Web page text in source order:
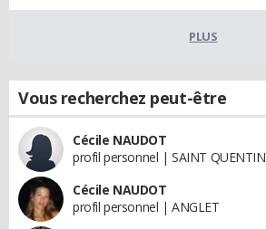
PLUS
Vous recherchez peut-être
Cécile NAUDOT
profil personnel | SAINT QUENTIN
Cécile NAUDOT
profil personnel | ANGLET